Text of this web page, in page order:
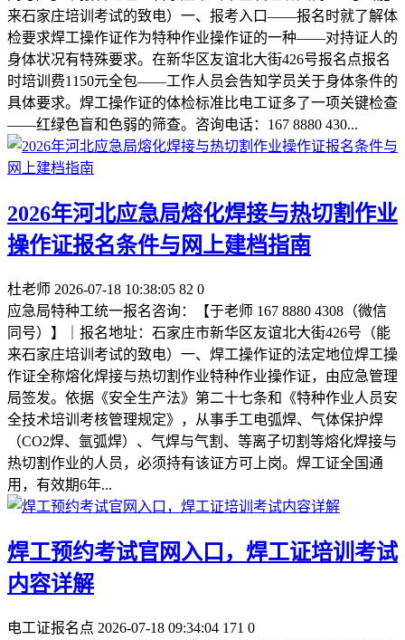
来石家庄培训考试的致电）一、报考入口——报名时就了解体
检要求焊工操作证作为特种作业操作证的一种——对持证人的
身体状况有特殊要求。在新华区友谊北大街426号报名点报名
时培训费1150元全包——工作人员会告知学员关于身体条件的
具体要求。焊工操作证的体检标准比电工证多了一项关键检查
——红绿色盲和色弱的筛查。咨询电话：167 8880 430...
2026年河北应急局熔化焊接与热切割作业
操作证报名条件与网上建档指南
杜老师 2026-07-18 10:38:05 82 0
应急局特种工统一报名咨询：【于老师 167 8880 4308（微信
同号）】｜报名地址：石家庄市新华区友谊北大街426号（能
来石家庄培训考试的致电）一、焊工操作证的法定地位焊工操
作证全称熔化焊接与热切割作业特种作业操作证，由应急管理
局签发。依据《安全生产法》第二十七条和《特种作业人员安
全技术培训考核管理规定》，从事手工电弧焊、气体保护焊
（CO2焊、氩弧焊）、气焊与气割、等离子切割等熔化焊接与
热切割作业的人员，必须持有该证方可上岗。焊工证全国通
用，有效期6年...
焊工预约考试官网入口，焊工证培训考试
内容详解
电工证报名点 2026-07-18 09:34:04 171 0